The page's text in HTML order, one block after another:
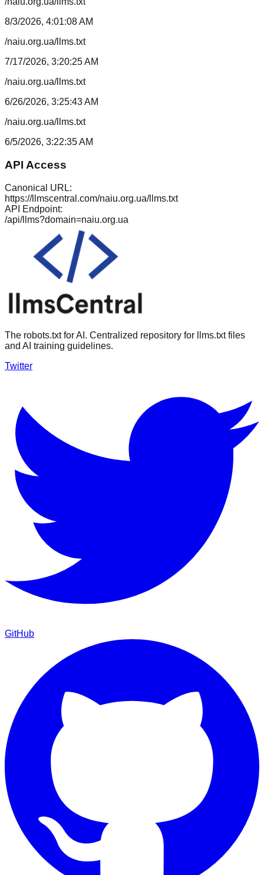
8/3/2026, 4:01:08 AM
/naiu.org.ua/llms.txt
7/17/2026, 3:20:25 AM
/naiu.org.ua/llms.txt
6/26/2026, 3:25:43 AM
/naiu.org.ua/llms.txt
6/5/2026, 3:22:35 AM
API Access
Canonical URL:
https://llmscentral.com/naiu.org.ua/llms.txt
API Endpoint:
/api/llms?domain=naiu.org.ua
The robots.txt for AI. Centralized repository for llms.txt files
and AI training guidelines.
Twitter
GitHub